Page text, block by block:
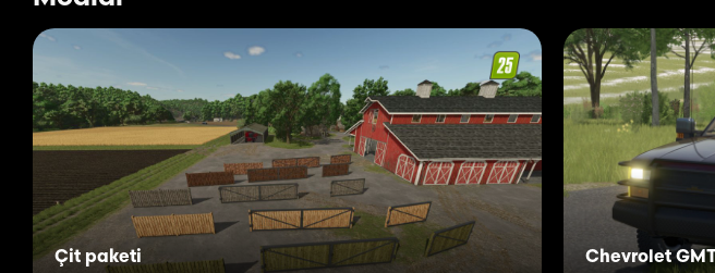
Çit paketi Chevrolet